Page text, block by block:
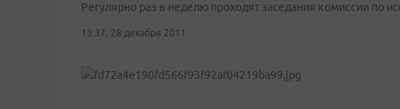
Регулярно раз в неделю проходят заседания комиссии по
13:37, 28 декабря 2011